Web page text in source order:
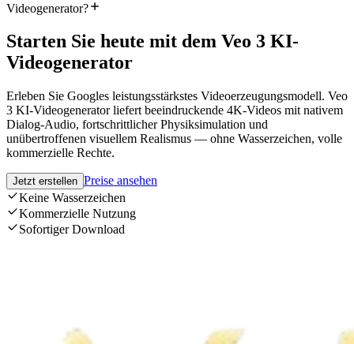
Videogenerator?
Starten Sie heute mit dem Veo 3 KI-
Videogenerator
Erleben Sie Googles leistungsstärkstes Videoerzeugungsmodell. Veo
3 KI-Videogenerator liefert beeindruckende 4K-Videos mit nativem
Dialog-Audio, fortschrittlicher Physiksimulation und
unübertroffenen visuellem Realismus — ohne Wasserzeichen, volle
kommerzielle Rechte.
Jetzt erstellen Preise ansehen
Keine Wasserzeichen
Kommerzielle Nutzung
Sofortiger Download